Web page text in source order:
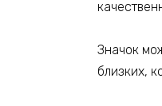
Значок
близких,